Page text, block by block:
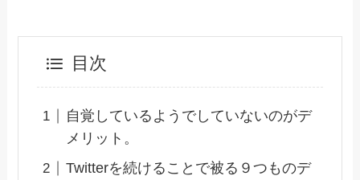
目次
自覚しているようでしていないのがデ
メリット。
Twitterを続けることで被る９つものデ